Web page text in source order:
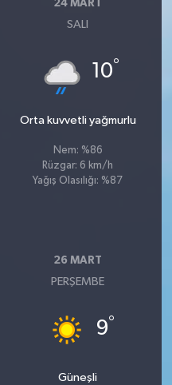
24 MART
SALI
10°
Orta kuvvetli yağmurlu
Nem: %86
Rüzgar: 6 km/h
Yağış Olasılığı: %87
26 MART
PERŞEMBE
9°
Güneşli